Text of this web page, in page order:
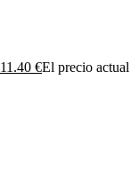
11.40 €El precio actual